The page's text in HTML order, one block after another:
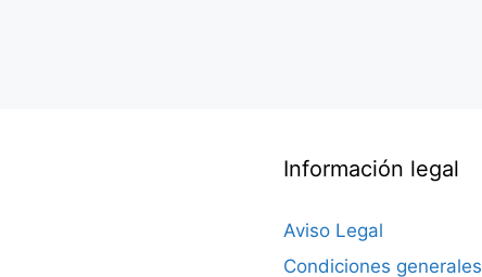
Información legal
Aviso Legal
Condiciones generales